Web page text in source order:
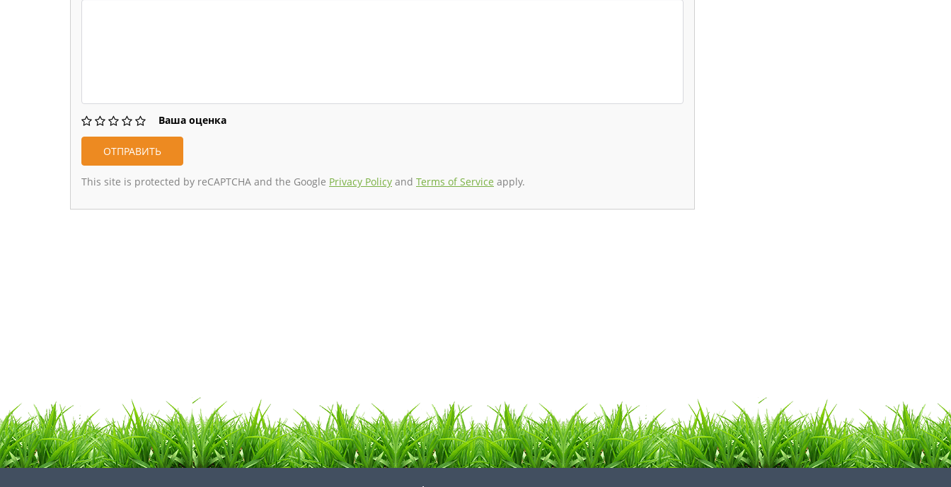
Ваша оценка
This site is protected by reCAPTCHA and the Google Privacy Policy and Terms of Service apply.